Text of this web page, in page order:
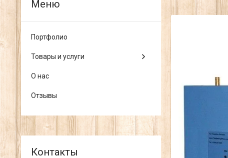
Портфолио
Товары и услуги
О нас
Отзывы